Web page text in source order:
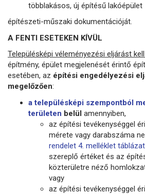
többlakásos, új építésű lakóépület
építészeti-műszaki dokumentációját.
A FENTI ESETEKEN KÍVÜL
Településképi véleményezési eljárást
építmény, épület megjelenését érintő
esetében, az építési engedélyezési
megelőzően:
a településképi szempontból
területen belül amennyiben,
az építési tevékenységgel
mérete vagy darabszáma
rendelet 4. melléklet
szereplő értéket és az
közterületre néző
vagy
az építési tevékenységgel